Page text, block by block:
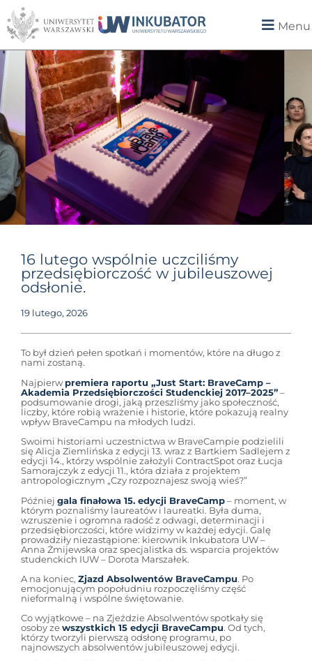
Menu
16 lutego wspólnie uczciliśmy
przedsiębiorczość w jubileuszowej
odsłonie.
19 lutego, 2026
To był dzień pełen spotkań i momentów, które na długo z
nami zostaną.
Najpierw premiera raportu „Just Start: BraveCamp –
Akademia Przedsiębiorczości Studenckiej 2017–2025” –
podsumowanie drogi, jaką przeszliśmy jako społeczność,
liczby, które robią wrażenie i historie, które pokazują realny
wpływ BraveCampu na młodych ludzi.
Swoimi historiami uczestnictwa w BraveCampie podzielili
się Alicja Ziemlińska z edycji 13. wraz z Bartkiem Sadlejem z
edycji 14., którzy wspólnie założyli ContractSpot oraz Łucja
Samorajczyk z edycji 11., która działa z projektem
antropologicznym „Czy rozpoznajesz swoją wieś?”
Później gala finałowa 15. edycji BraveCamp – moment, w
którym poznaliśmy laureatów i laureatki. Była duma,
wzruszenie i ogromna radość z odwagi, determinacji i
przedsiębiorczości, które widzimy w każdej edycji. Galę
prowadziły niezastąpione: kierownik Inkubatora UW –
Anna Żmijewska oraz specjalistka ds. wsparcia projektów
studenckich IUW – Dorota Marszałek.
A na koniec, Zjazd Absolwentów BraveCampu. Po
emocjonującym popołudniu rozpoczęliśmy część
nieformalną i wspólne świętowanie.
Co wyjątkowe – na Zjeździe Absolwentów spotkały się
osoby ze wszystkich 15 edycji BraveCampu. Od tych,
którzy tworzyli pierwszą odsłonę programu, po
najnowszych absolwentów jubileuszowej edycji.